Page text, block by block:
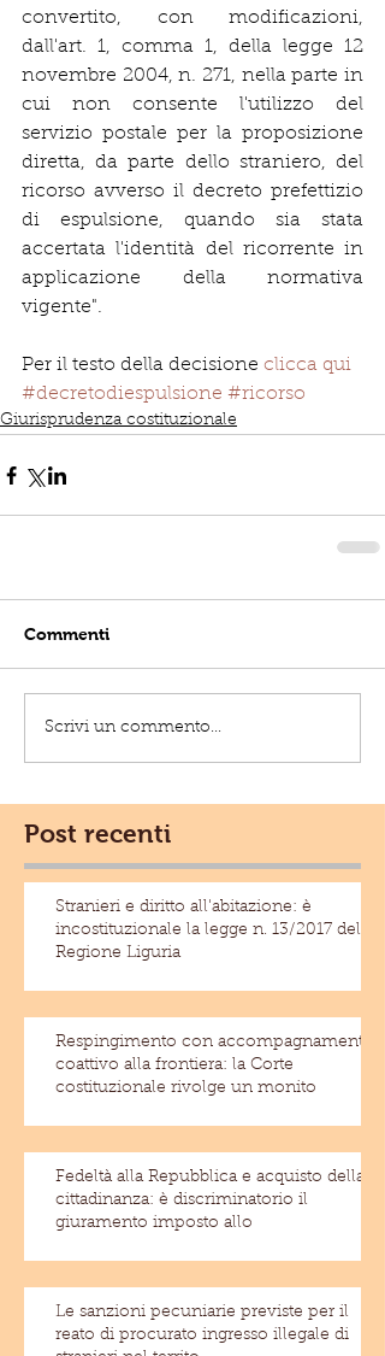
Post recenti
convertito, con modificazioni,
dall'art. 1, comma 1, della legge 12
novembre 2004, n. 271, nella parte in
cui non consente l'utilizzo del
servizio postale per la proposizione
diretta, da parte dello straniero, del
ricorso avverso il decreto prefettizio
di espulsione, quando sia stata
accertata l'identità del ricorrente in
applicazione della normativa
vigente".
Per il testo della decisione clicca qui
#decretodiespulsione #ricorso
Giurisprudenza costituzionale
Commenti
Scrivi un commento...
Stranieri e diritto all'abitazione: è
incostituzionale la legge n. 13/2017 della
Regione Liguria
Respingimento con accompagnamento
coattivo alla frontiera: la Corte
costituzionale rivolge un monito
Fedeltà alla Repubblica e acquisto della
cittadinanza: è discriminatorio il
giuramento imposto allo
Le sanzioni pecuniarie previste per il
reato di procurato ingresso illegale di